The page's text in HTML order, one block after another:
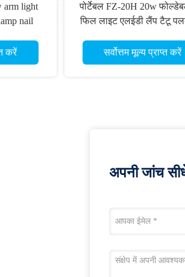
बरौनी के लिए 60W
लैंप लैश आरएफ लाइट
मूल्य प्राप्त करें
मेकअप टैटू हाफ
आईलैश एलईडी
सर्वोत्तम
अपनी जांच